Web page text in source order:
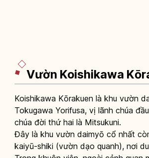
Vườn Koishikawa
Koishikawa Kōrakuen là khu vườn
Tokugawa Yorifusa, vị lãnh chúa
chúa đời thứ hai là Mitsukuni.
Đây là khu vườn daimyō cổ nhất
kaiyū-shiki (vườn dạo quanh), nơi